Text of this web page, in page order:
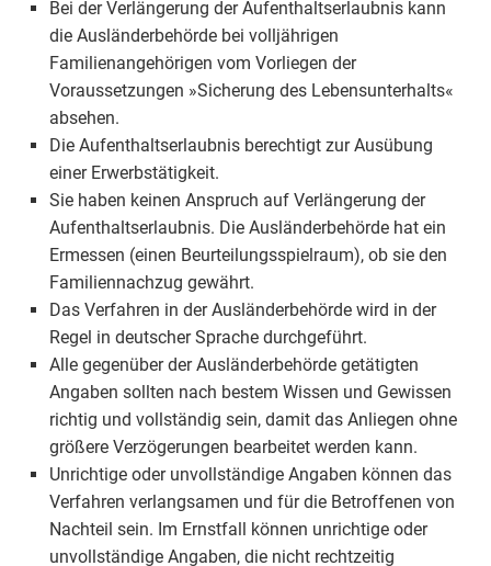
Bei der Verlängerung der Aufenthaltserlaubnis kann
die Ausländerbehörde bei volljährigen
Familienangehörigen vom Vorliegen der
Voraussetzungen »Sicherung des Lebensunterhalts«
absehen.
Die Aufenthaltserlaubnis berechtigt zur Ausübung
einer Erwerbstätigkeit.
Sie haben keinen Anspruch auf Verlängerung der
Aufenthaltserlaubnis. Die Ausländerbehörde hat ein
Ermessen (einen Beurteilungsspielraum), ob sie den
Familiennachzug gewährt.
Das Verfahren in der Ausländerbehörde wird in der
Regel in deutscher Sprache durchgeführt.
Alle gegenüber der Ausländerbehörde getätigten
Angaben sollten nach bestem Wissen und Gewissen
richtig und vollständig sein, damit das Anliegen ohne
größere Verzögerungen bearbeitet werden kann.
Unrichtige oder unvollständige Angaben können das
Verfahren verlangsamen und für die Betroffenen von
Nachteil sein. Im Ernstfall können unrichtige oder
unvollständige Angaben, die nicht rechtzeitig